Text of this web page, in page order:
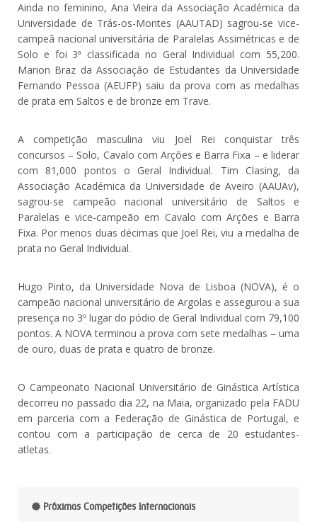
Ainda no feminino, Ana Vieira da Associação Académica da
Universidade de Trás-os-Montes (AAUTAD) sagrou-se vice-
campeã nacional universitária de Paralelas Assimétricas e de
Solo e foi 3ª classificada no Geral Individual com 55,200.
Marion Braz da Associação de Estudantes da Universidade
Fernando Pessoa (AEUFP) saiu da prova com as medalhas
de prata em Saltos e de bronze em Trave.
A competição masculina viu Joel Rei conquistar três
concursos – Solo, Cavalo com Arções e Barra Fixa – e liderar
com 81,000 pontos o Geral Individual. Tim Clasing, da
Associação Académica da Universidade de Aveiro (AAUAv),
sagrou-se campeão nacional universitário de Saltos e
Paralelas e vice-campeão em Cavalo com Arções e Barra
Fixa. Por menos duas décimas que Joel Rei, viu a medalha de
prata no Geral Individual.
Hugo Pinto, da Universidade Nova de Lisboa (NOVA), é o
campeão nacional universitário de Argolas e assegurou a sua
presença no 3º lugar do pódio de Geral Individual com 79,100
pontos. A NOVA terminou a prova com sete medalhas – uma
de ouro, duas de prata e quatro de bronze.
O Campeonato Nacional Universitário de Ginástica Artística
decorreu no passado dia 22, na Maia, organizado pela FADU
em parceria com a Federação de Ginástica de Portugal, e
contou com a participação de cerca de 20 estudantes-
atletas.
Próximas Competições Internacionais